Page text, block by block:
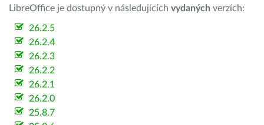
LibreOffice je dostupný v následujících vydaných verzích:
26.2.5
26.2.4
26.2.3
26.2.2
26.2.1
26.2.0
25.8.7